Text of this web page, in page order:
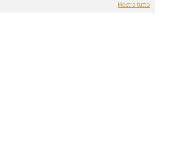
Mostra tutto